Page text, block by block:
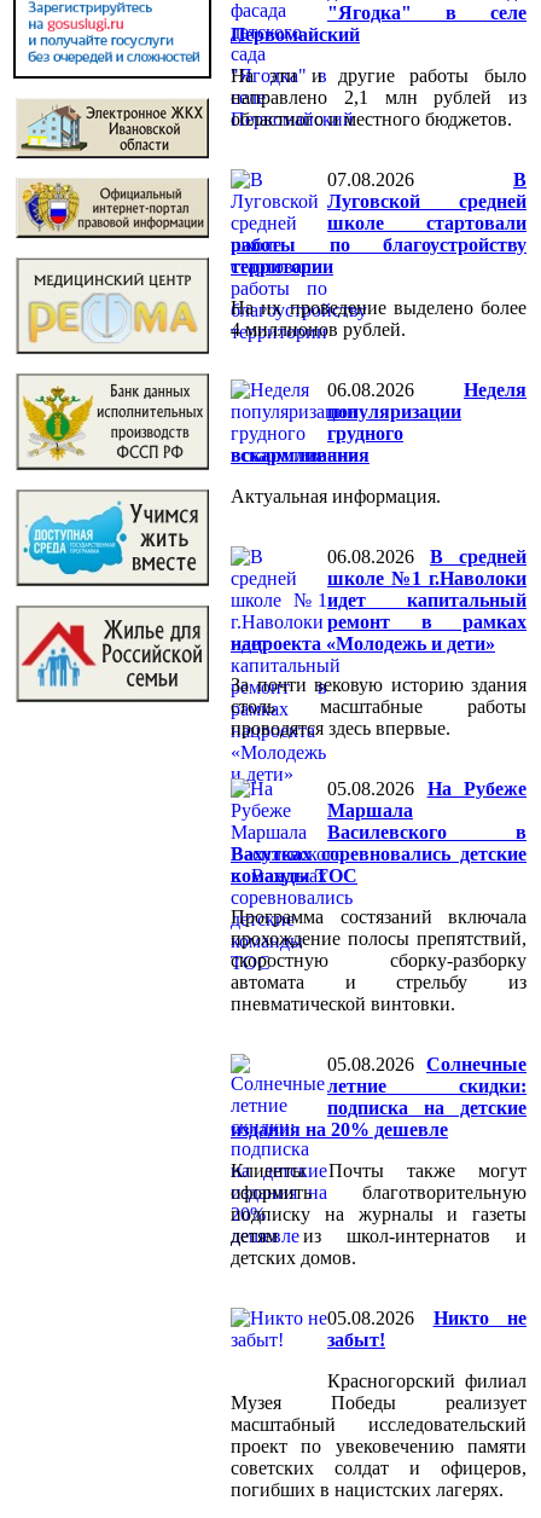
"Ягодка" в селе
Первомайский
На эти и другие работы было
направлено 2,1 млн рублей из
областного и местного бюджетов.
07.08.2026
️В
Луговской средней
школе стартовали
работы по благоустройству
территории
На их проведение выделено более
4 миллионов рублей.
06.08.2026
Неделя
популяризации
грудного
вскармливания
Актуальная информация.
06.08.2026
В средней
школе №1 г.Наволоки
идет капитальный
ремонт в рамках
нацроекта «Молодежь и дети»
За почти вековую историю здания
столь масштабные работы
проводятся здесь впервые.
05.08.2026
На Рубеже
Маршала
Василевского в
Вахутках соревновались детские
команды ТОС
Программа состязаний включала
прохождение полосы препятствий,
скоростную сборку-разборку
автомата и стрельбу из
пневматической винтовки.
05.08.2026 Солнечные
летние скидки:
подписка на детские
издания на 20% дешевле
Клиенты Почты также могут
оформить благотворительную
подписку на журналы и газеты
детям из школ-интернатов и
детских домов.
05.08.2026
Никто не
забыт!
Красногорский филиал
Музея Победы реализует
масштабный исследовательский
проект по увековечению памяти
советских солдат и офицеров,
погибших в нацистских лагерях.